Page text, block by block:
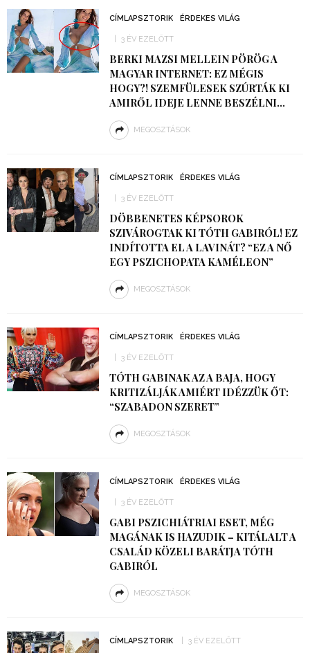
CÍMLAPSZTORIK ÉRDEKES VILÁG
3 ÉV EZELŐTT
BERKI MAZSI MELLEIN PÖRÖG A
MAGYAR INTERNET: EZ MÉGIS
HOGY?! SZEMFÜLESEK SZÚRTÁK KI
AMIRŐL IDEJE LENNE BESZÉLNI…
MEGOSZTÁSOK
CÍMLAPSZTORIK ÉRDEKES VILÁG
3 ÉV EZELŐTT
DÖBBENETES KÉPSOROK
SZIVÁROGTAK KI TÓTH GABIRÓL! EZ
INDÍTOTTA EL A LAVINÁT? “EZ A NŐ
EGY PSZICHOPATA KAMÉLEON”
MEGOSZTÁSOK
CÍMLAPSZTORIK ÉRDEKES VILÁG
3 ÉV EZELŐTT
TÓTH GABINAK AZ A BAJA, HOGY
KRITIZÁLJÁK AMIÉRT IDÉZZÜK ŐT:
“SZABADON SZERET”
MEGOSZTÁSOK
CÍMLAPSZTORIK ÉRDEKES VILÁG
3 ÉV EZELŐTT
GABI PSZICHIÁTRIAI ESET, MÉG
MAGÁNAK IS HAZUDIK – KITÁLALT A
CSALÁD KÖZELI BARÁTJA TÓTH
GABIRÓL
MEGOSZTÁSOK
CÍMLAPSZTORIK 3 ÉV EZELŐTT